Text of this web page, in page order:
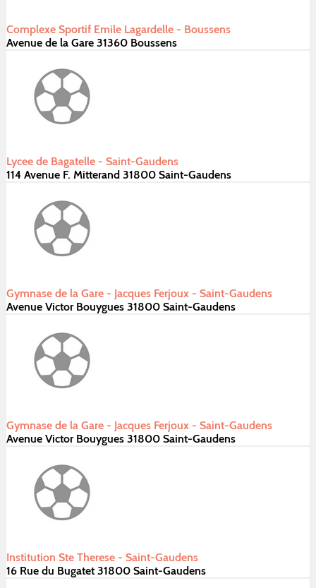
Complexe Sportif Emile Lagardelle - Boussens
Avenue de la Gare 31360 Boussens
Lycee de Bagatelle - Saint-Gaudens
114 Avenue F. Mitterand 31800 Saint-Gaudens
Gymnase de la Gare - Jacques Ferjoux - Saint-Gaudens
Avenue Victor Bouygues 31800 Saint-Gaudens
Gymnase de la Gare - Jacques Ferjoux - Saint-Gaudens
Avenue Victor Bouygues 31800 Saint-Gaudens
Institution Ste Therese - Saint-Gaudens
16 Rue du Bugatet 31800 Saint-Gaudens